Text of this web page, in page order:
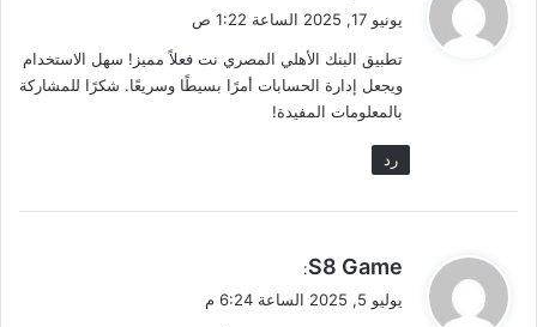
ل
يونيو 17, 2025 الساعة 1:22 ص
تطبيق البنك الأهلي المصري نت فعلاً مميز! سهل الاستخدام
ويجعل إدارة الحسابات أمرًا بسيطًا وسريعًا. شكرًا للمشاركة
بالمعلومات المفيدة!
رد
يS8 Game
:
يوليو 5, 2025 الساعة 6:24 م